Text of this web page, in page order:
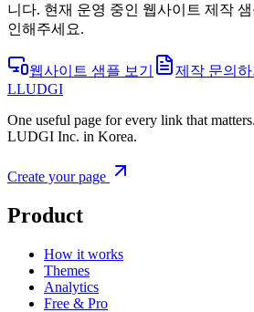
니다. 현재 운영 중인 웹사이트 제작
인해주세요.
웹사이트 샘플 보기
제작 문의하
LLUDGI
One useful page for every link that
LUDGI Inc. in Korea.
Create your page
Product
How it works
Themes
Analytics
Free & Pro